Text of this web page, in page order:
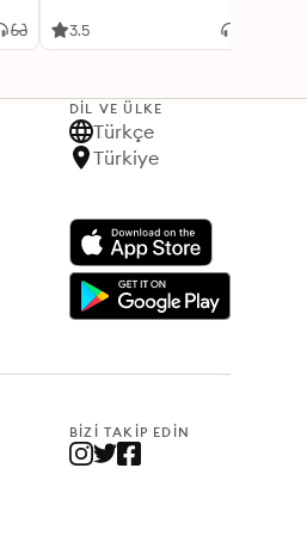
3.5
DIL VE ÜLKE
Türkçe
Türkiye
BIZI TAKIP EDIN